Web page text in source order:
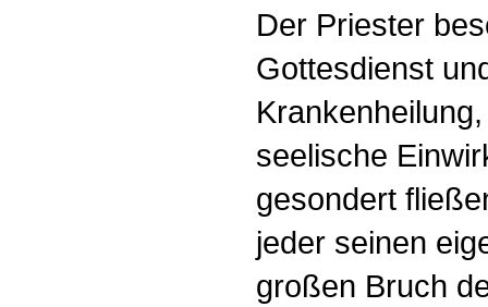
Der Priester
Gottesdienst
seelische
gesondert
jeder seinen
großen Bruch